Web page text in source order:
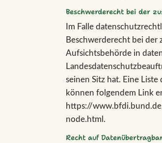
Beschwerderecht bei der
Im Falle
Beschwerderecht bei der
Aufsichtsbehörde in
seinen Sitz hat. Eine
können folgendem Link
https://
node.html.
Recht auf